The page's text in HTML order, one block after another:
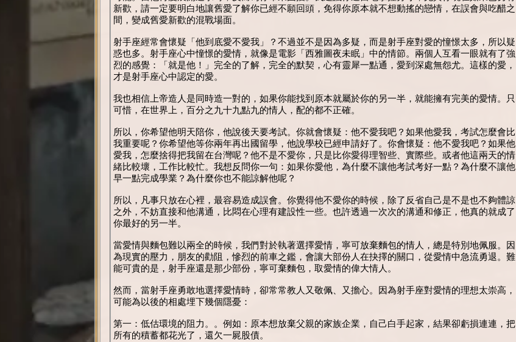
新歡，請一定要明白地讓舊愛了解你已經不願回頭，免得你原本就不想動搖的戀情，在誤會與吃醋之
間，變成舊愛新歡的混戰場面。
射手座經常會懷疑「他到底愛不愛我」？不過並不是因為多疑，而是射手座對愛的憧憬太多，所以疑
惑也多。射手座心中憧憬的愛情，就像是電影「西雅圖夜未眠」中的情節。兩個人互看一眼就有了強
烈的感覺：「就是他！」完全的了解，完全的默契，心有靈犀一點通，愛到深處無怨尤。這樣的愛，
才是射手座心中認定的愛。
我也相信上帝造人是同時造一對的，如果你能找到原本就屬於你的另一半，就能擁有完美的愛情。只
可惜，在世界上，百分之九十九點九的情人，配的都不正確。
所以，你希望他明天陪你，他說後天要考試。你就會懷疑：他不愛我吧？如果他愛我，考試怎麼會比
我重要呢？你希望他等你兩年再出國留學，他說學校已經申請好了。你會懷疑：他不愛我吧？如果他
愛我，怎麼捨得把我留在台灣呢？他不是不愛你，只是比你愛得理智些、實際些。或者他這兩天的情
緒比較壞，工作比較忙。我想反問你一句：如果你愛他，為什麼不讓他考試考好一點？為什麼不讓他
早一點完成學業？為什麼你也不能諒解他呢？
所以，凡事只放在心裡，最容易造成誤會。你覺得他不愛你的時候，除了反省自己是不是也不夠體諒
之外，不妨直接和他溝通，比悶在心理有建設性一些。也許透過一次次的溝通和修正，他真的就成了
你最好的另一半。
當愛情與麵包難以兩全的時候，我們對於執著選擇愛情，寧可放棄麵包的情人，總是特別地佩服。因
為現實的壓力，朋友的勸阻，慘烈的前車之鑑，會讓大部份人在抉擇的關口，從愛情中急流勇退。難
能可貴的是，射手座還是那少部份，寧可棄麵包，取愛情的偉大情人。
然而，當射手座勇敢地選擇愛情時，卻常常教人又敬佩、又擔心。因為射手座對愛情的理想太崇高，
可能為以後的相處埋下幾個隱憂：
第一：低估環境的阻力。。例如：原本想放棄父親的家族企業，自己白手起家，結果卻虧損連連，把
所有的積蓄都花光了，還欠一屍股債。